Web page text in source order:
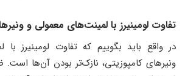
تفاوت لومینیرز با لمینت‌های معمولی و
در واقع باید بگوییم که تفاوت لومینیرز
ونیرهای کامپوزیتی، نازک‌تر بودن آن‌ها است.